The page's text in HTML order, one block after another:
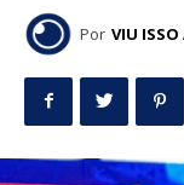
Por VIU